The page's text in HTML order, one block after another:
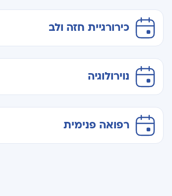
כירורגיית חזה ולב
נוירולוגיה
רפואה פנימית